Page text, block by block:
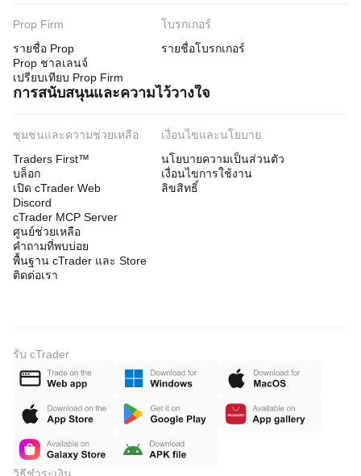
Prop Firm
รายชื่อ Prop
Prop ชาลเลนจ์
เปรียบเทียบ Prop Firm
โบรกเกอร์
รายชื่อโบรกเกอร์
การสนับสนุนและความไว้วางใจ
ชุมชนและความช่วยเหลือ
Traders First™
บล็อก
เปิด cTrader Web
Discord
cTrader MCP Server
ศูนย์ช่วยเหลือ
คำถามที่พบบ่อย
พื้นฐาน cTrader และ Store
ติดต่อเรา
เงื่อนไขและนโยบาย
นโยบายความเป็นส่วนตัว
เงื่อนไขการใช้งาน
ลิขสิทธิ์
รับ cTrader